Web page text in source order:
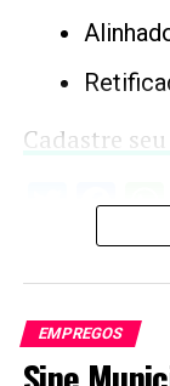
Cadastre
EMPREGOS